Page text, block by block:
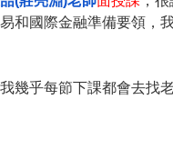
和國際金融準備要領，
幾乎每節下課都會去找